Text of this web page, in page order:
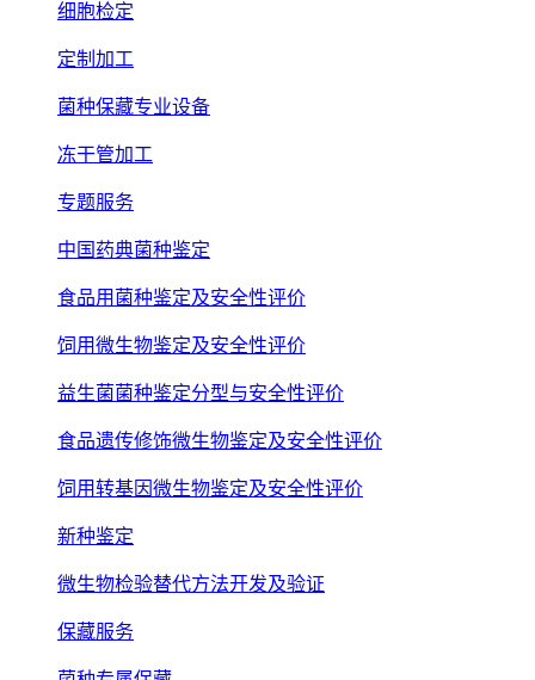
细胞检定
定制加工
菌种保藏专业设备
冻干管加工
专题服务
中国药典菌种鉴定
食品用菌种鉴定及安全性评价
饲用微生物鉴定及安全性评价
益生菌菌种鉴定分型与安全性评价
食品遗传修饰微生物鉴定及安全性评价
饲用转基因微生物鉴定及安全性评价
新种鉴定
微生物检验替代方法开发及验证
保藏服务